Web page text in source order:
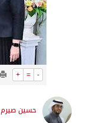
حالة الطقس
+ = -
حسين صيرم